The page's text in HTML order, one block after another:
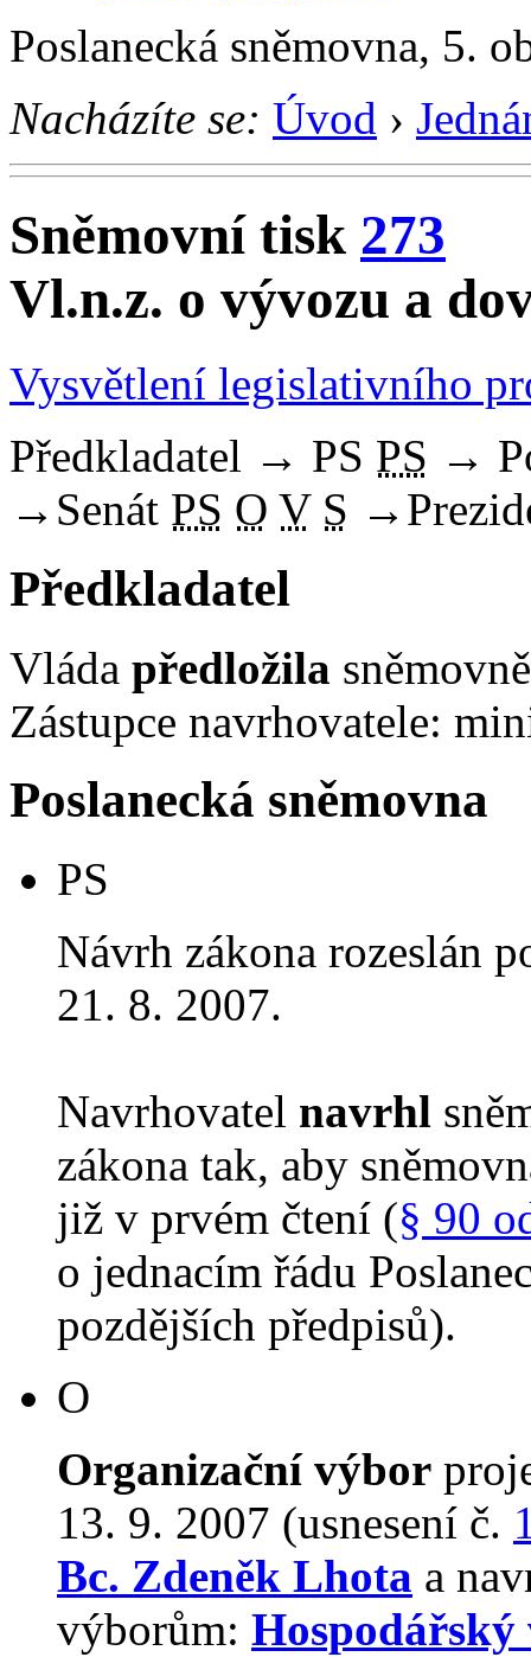
Poslanecká sněmovna, 5.
Nacházíte se: Úvod ›
Sněmovní tisk 273
Vl.n.z. o vývozu a
Vysvětlení legislativního
Předkladatel → PS PS →
→ Senát PS O V S →
Předkladatel
Vláda předložila
Zástupce navrhovatele:
Poslanecká sněmovna
PS
Návrh zákona rozeslán
21. 8. 2007.
Navrhovatel navrhl
zákona tak, aby
již v prvém čtení (§ 90
o jednacím řádu
pozdějších předpisů).
O
Organizační výbor
13. 9. 2007 (usnesení č.
Bc. Zdeněk Lhota a
výborům: